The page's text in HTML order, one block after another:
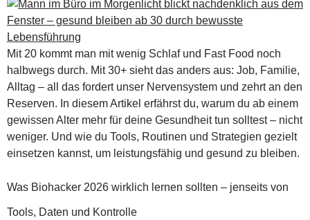
Mit 20 kommt man mit wenig Schlaf und Fast Food noch
halbwegs durch. Mit 30+ sieht das anders aus: Job, Familie,
Alltag – all das fordert unser Nervensystem und zehrt an den
Reserven. In diesem Artikel erfährst du, warum du ab einem
gewissen Alter mehr für deine Gesundheit tun solltest – nicht
weniger. Und wie du Tools, Routinen und Strategien gezielt
einsetzen kannst, um leistungsfähig und gesund zu bleiben.
Was Biohacker 2026 wirklich lernen sollten – jenseits von
Tools, Daten und Kontrolle